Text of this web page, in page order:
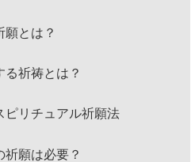
願とは？
祈祷とは？
ピリチュアル祈願法
願は必要？